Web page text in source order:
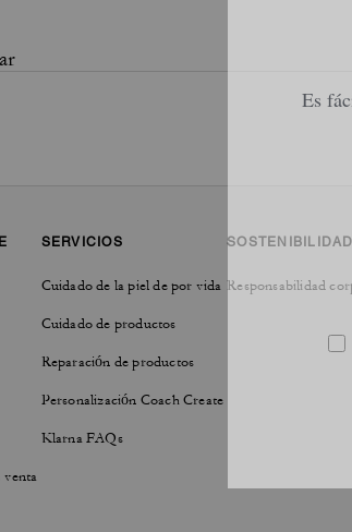
venta
SERVICIOS
Cuidado de la piel de por vida
Cuidado de productos
Reparación de productos
Personalización Coach Create
Klarna FAQs
SOSTENIBILIDAD
Responsabilidad